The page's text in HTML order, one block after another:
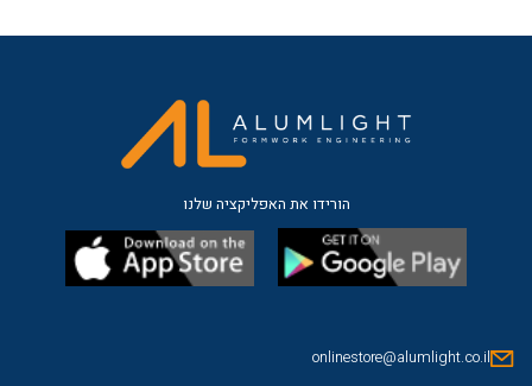
הורידו את האפליקציה שלנו
onlinestore@alumlight.co.il